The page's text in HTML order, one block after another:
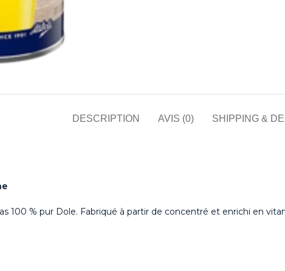
DESCRIPTION AVIS (0) SHIPPING &
100 % pur Dole. Fabriqué à partir de concentré et enrichi en